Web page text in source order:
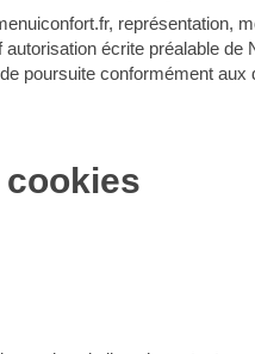
représentation,
écrite préalable
poursuite conformément